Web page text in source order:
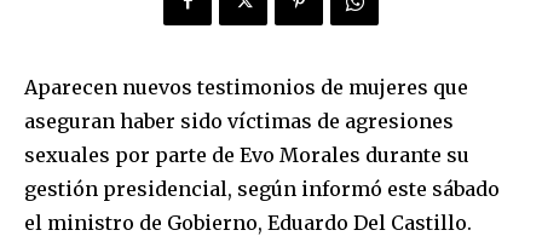
Aparecen nuevos testimonios de mujeres que
aseguran haber sido víctimas de agresiones
sexuales por parte de Evo Morales durante su
gestión presidencial, según informó este sábado
el ministro de Gobierno, Eduardo Del Castillo.